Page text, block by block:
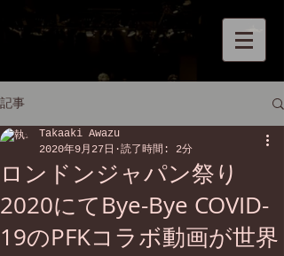
記事
ロンドンジャパン祭り
2020にてBye-Bye COVID-
19のPFKコラボ動画が世界
Takaaki Awazu
2020年9月27日
読了時間: 2分